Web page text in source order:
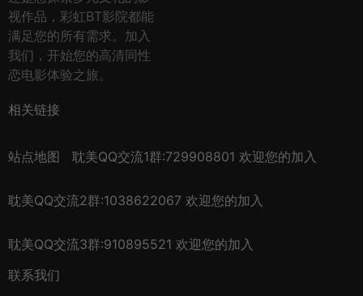
视作品，彩虹BT影院都能
满足您的所有需求。加入
我们，开始您的高清同性
恋电影体验之旅。
相关链接
站点地图 耽美QQ交流1群:729908801 欢迎您的加入
耽美QQ交流2群:1038622067 欢迎您的加入
耽美QQ交流3群:910895521 欢迎您的加入
联系我们